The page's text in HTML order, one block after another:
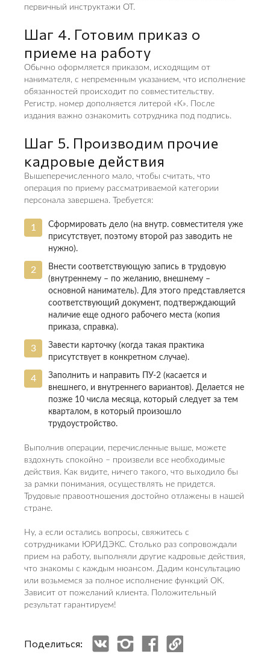
первичный инструктажи ОТ.
Шаг 4. Готовим приказ о
приеме на работу
Обычно оформляется приказом, исходящим от
нанимателя, с непременным указанием, что исполнение
обязанностей происходит по совместительству.
Регистр. номер дополняется литерой «К». После
издания важно ознакомить сотрудника под подпись.
Шаг 5. Производим прочие
кадровые действия
Вышеперечисленного мало, чтобы считать, что
операция по приему рассматриваемой категории
персонала завершена. Требуется:
Сформировать дело (на внутр. совместителя уже
присутствует, поэтому второй раз заводить не
нужно).
Внести соответствующую запись в трудовую
(внутреннему – по желанию, внешнему –
основной наниматель). Для этого представляется
соответствующий документ, подтверждающий
наличие еще одного рабочего места (копия
приказа, справка).
Завести карточку (когда такая практика
присутствует в конкретном случае).
Заполнить и направить ПУ-2 (касается и
внешнего, и внутреннего вариантов). Делается не
позже 10 числа месяца, который следует за тем
кварталом, в который произошло
трудоустройство.
Выполнив операции, перечисленные выше, можете
вздохнуть спокойно – произвели все необходимые
действия. Как видите, ничего такого, что выходило бы
за рамки понимания, осуществлять не придется.
Трудовые правоотношения достойно отлажены в нашей
стране.
Ну, а если остались вопросы, свяжитесь с
сотрудниками ЮРИДЭКС. Столько раз сопровождали
прием на работу, выполняли другие кадровые действия,
что знакомы с каждым нюансом. Дадим консультацию
или возьмемся за полное исполнение функций ОК.
Зависит от пожеланий клиента. Положительный
результат гарантируем!
Поделиться: